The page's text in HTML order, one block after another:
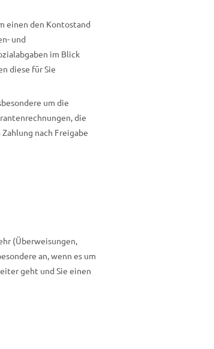
einen den Kontostand
und
im Blick
diese für Sie
um die
die
nach Freigabe
(Überweisungen,
an, wenn es um
geht und Sie einen